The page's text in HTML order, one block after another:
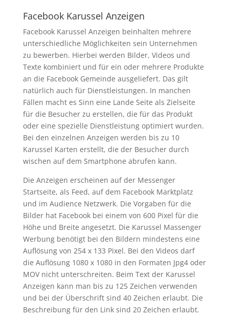
Facebook Karussel Anzeigen
Facebook Karussel Anzeigen beinhalten mehrere
unterschiedliche Möglichkeiten sein Unternehmen
zu bewerben. Hierbei werden Bilder, Videos und
Texte kombiniert und für ein oder mehrere Produkte
an die Facebook Gemeinde ausgeliefert. Das gilt
natürlich auch für Dienstleistungen. In manchen
Fällen macht es Sinn eine Lande Seite als Zielseite
für die Besucher zu erstellen, die für das Produkt
oder eine spezielle Dienstleistung optimiert wurden.
Bei den einzelnen Anzeigen werden bis zu 10
Karussel Karten erstellt, die der Besucher durch
wischen auf dem Smartphone abrufen kann.
Die Anzeigen erscheinen auf der Messenger
Startseite, als Feed, auf dem Facebook Marktplatz
und im Audience Netzwerk. Die Vorgaben für die
Bilder hat Facebook bei einem von 600 Pixel für die
Höhe und Breite angesetzt. Die Karussel Massenger
Werbung benötigt bei den Bildern mindestens eine
Auflösung von 254 x 133 Pixel. Bei den Videos darf
die Auflösung 1080 x 1080 in den Formaten Jpg4 oder
MOV nicht unterschreiten. Beim Text der Karussel
Anzeigen kann man bis zu 125 Zeichen verwenden
und bei der Überschrift sind 40 Zeichen erlaubt. Die
Beschreibung für den Link sind 20 Zeichen erlaubt.